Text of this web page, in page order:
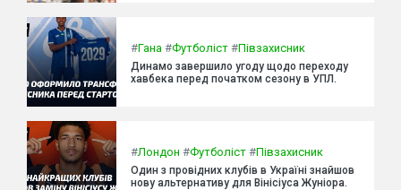
#Гана #Футболіст #Півзахисник
Динамо завершило угоду щодо переходу
хавбека перед початком сезону в УПЛ.
#Лондон #Футболіст #Півзахисник
Один з провідних клубів в Україні знайшов
нову альтернативу для Вінісіуса Жуніора.